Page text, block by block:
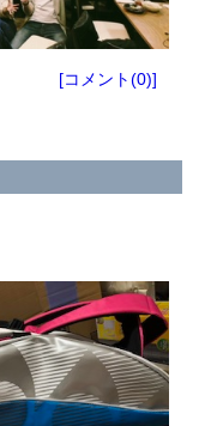
[コメント(0)]